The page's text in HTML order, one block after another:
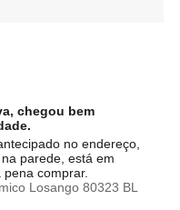
chegou bem
no endereço,
parede, está em
comprar.
Losango 80323 BL